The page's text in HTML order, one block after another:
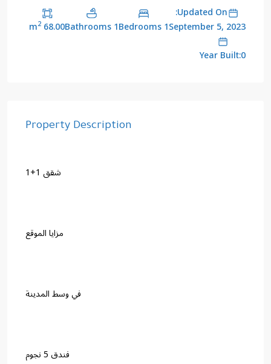
Updated On:
September 5, 2023
1 Bedrooms
1 Bathrooms
68.00 m
2
Year Built:0
Property Description
شقق 1+1
مزايا الموقع
في وسط المدينة
فندق 5 نجوم